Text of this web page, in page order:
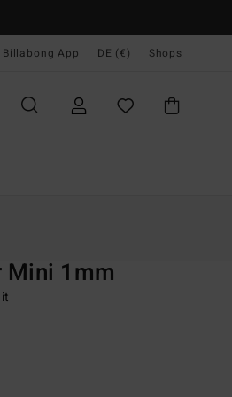
Billabong App DE (€) Shops
Mini 1mm